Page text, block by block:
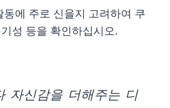
동에 주로 신을지 고려하여 쿠
성 등을 확인하십시오.
자신감을 더해주는 디